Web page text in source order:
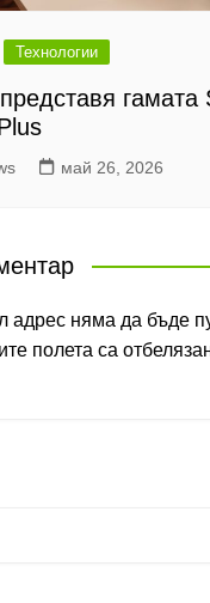
Технологии
гамата
май 26, 2026
адрес няма да бъде
полета са